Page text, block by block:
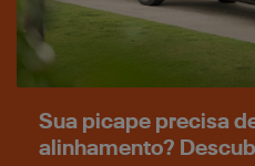
Sua picape precisa
alinhamento?